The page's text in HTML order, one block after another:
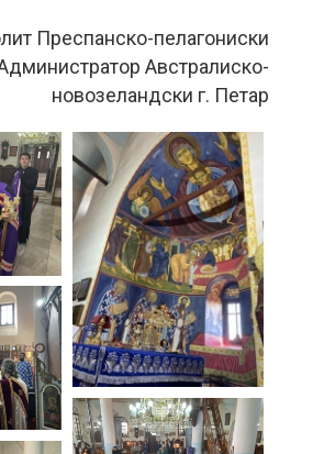
Преспанско-пелагониски
Австралиско-
новозеландски г. Петар